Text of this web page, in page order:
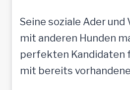
Seine soziale Ader
mit anderen Hunden
perfekten Kandidaten
mit bereits